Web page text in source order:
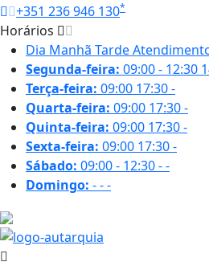
+351 236 946 130*
Horários
Dia Manhã Tarde
Segunda-feira: 09:00 - 12:30
Terça-feira: 09:00 17:30-
Quarta-feira: 09:00 17:30-
Quinta-feira: 09:00 17:30-
Sexta-feira: 09:00 17:30-
Sábado: 09:00 - 12:30--
Domingo: ---